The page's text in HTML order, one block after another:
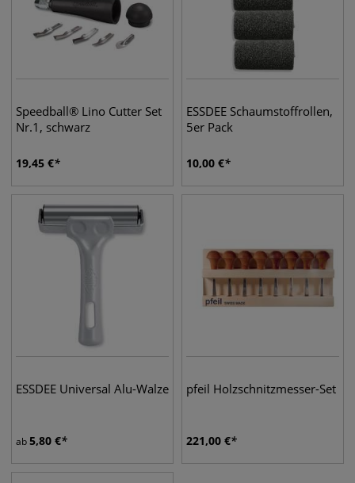
Speedball® Lino Cutter Set
Nr.1, schwarz
19,45 €
ESSDEE Schaumstoffrollen,
5er Pack
10,00 €
ESSDEE Universal Alu-Walze
ab5,80 €
pfeil Holzschnitzmesser-Set
221,00 €